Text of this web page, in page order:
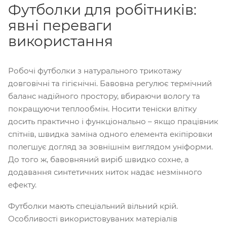
Футболки для робітників:
явні переваги
використання
Робочі футболки з натурального трикотажу
довговічні та гігієнічні. Бавовна регулює термічний
баланс надійного простору, вбираючи вологу та
покращуючи теплообмін. Носити теніски влітку
досить практично і функціонально – якщо працівник
спітнів, швидка заміна одного елемента екіпіровки
полегшує догляд за зовнішнім виглядом уніформи.
До того ж, бавовняний виріб швидко сохне, а
додавання синтетичних ниток надає незмінного
ефекту.
Футболки мають спеціальний вільний крій.
Особливості використовуваних матеріалів